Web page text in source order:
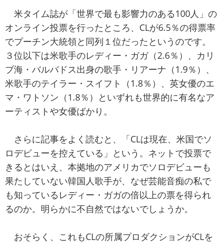
米タイム誌が「世界で最も影響力のある100人」の
オンライン投票を行ったところ、CLが6.5％の得票率
でプーチン大統領と同列１位だったというのです。
３位以下は米歌手のレディー・ガガ（2.6％）、カリ
ブ海・バルバドス出身の歌手・リアーナ（1.9％）、
米歌手のテイラー・スイフト（1.8％）、英女優のエ
マ・ワトソン（1.8％）といずれも世界的に有名なア
ーティストや女優ばかり。
さらに記事をよく読むと、「CLは現在、米国でソ
ロデビューを控えている」という。ネットで投票で
きるとはいえ、本拠地のアメリカでソロデビューも
果たしていない韓国人歌手が、なぜ芸能音痴の私で
も知っているレディー・ガガの倍以上の票を得られ
るのか。明らかに不自然ではないでしょうか。
おそらく、これもCLの所属プロダクションがCLを